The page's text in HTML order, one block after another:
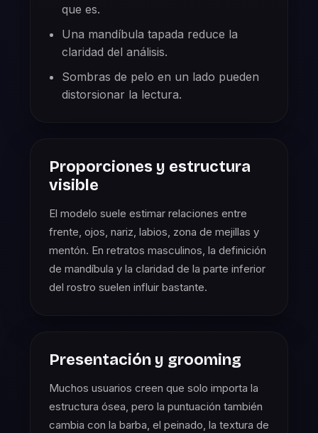
que es.
Una mandíbula tapada reduce la
claridad del análisis.
Sombras de pelo en un lado pueden
distorsionar la lectura.
Proporciones y estructura
visible
El modelo suele estimar relaciones entre
frente, ojos, nariz, labios, zona de mejillas y
mentón. En retratos masculinos, la definición
de mandíbula y la claridad de la parte inferior
del rostro suelen influir bastante.
Presentación y grooming
Muchos usuarios creen que solo importa la
estructura ósea, pero la puntuación también
cambia con la barba, el peinado, la textura de